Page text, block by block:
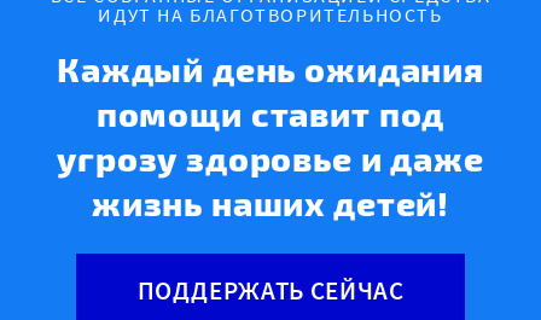
ИДУТ НА БЛАГОТВОРИТЕЛЬНОСТЬ
Каждый день ожидания
помощи ставит под
угрозу здоровье и даже
жизнь наших детей!
ПОДДЕРЖАТЬ СЕЙЧАС